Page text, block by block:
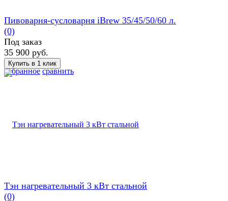
избранное сравнить
Пивоварня-сусловарня iBrew 35/45/50/60 л.
(0)
Под заказ
35 900 руб.
Тэн нагревательный 3 кВт стальной
(0)